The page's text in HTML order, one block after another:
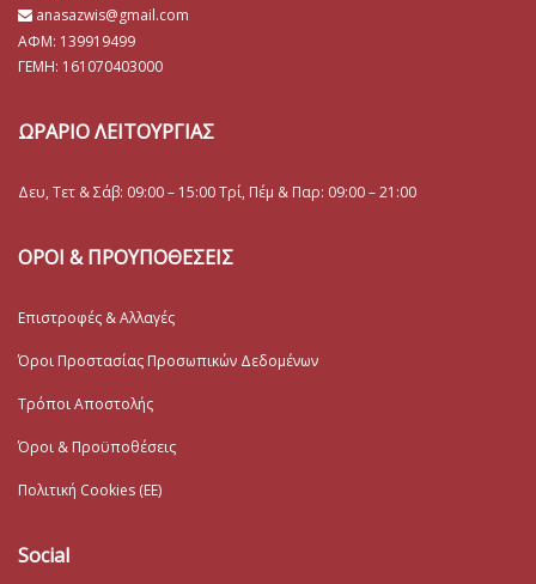
anasazwis@gmail.com
ΑΦΜ: 139919499
ΓΕΜΗ: 161070403000
ΩΡΑΡΙΟ ΛΕΙΤΟΥΡΓΙΑΣ
Δευ, Τετ & Σάβ: 09:00 – 15:00 Τρί, Πέμ & Παρ: 09:00 – 21:00
ΟΡΟΙ & ΠΡΟΥΠΟΘΕΣΕΙΣ
Επιστροφές & Αλλαγές
Όροι Προστασίας Προσωπικών Δεδομένων
Τρόποι Αποστολής
Όροι & Προϋποθέσεις
Πολιτική Cookies (ΕΕ)
Social